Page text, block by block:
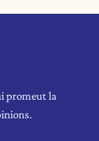
promeut la